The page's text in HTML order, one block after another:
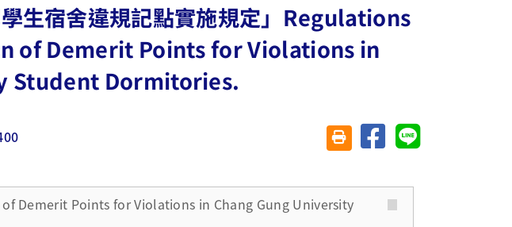
學生宿舍違規記點實施規定」Regulations
of Demerit Points for Violations in
Student Dormitories.
友善列印(另開視窗)
分享至臉書分享至 Line
Demerit Points for Violations in Chang Gung University